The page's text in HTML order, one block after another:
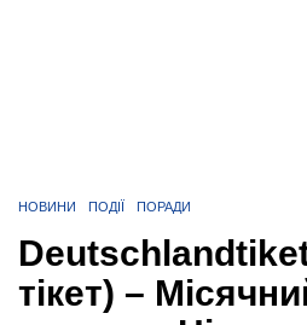
НОВИНИ ПОДІЇ ПОРАДИ
тікет) –